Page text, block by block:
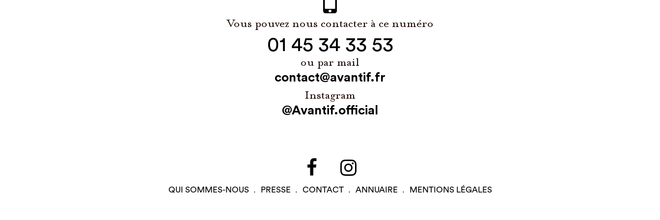
Vous pouvez nous contacter à ce numéro
01 45 34 33 53
ou par mail
contact@avantif.fr
Instagram
@Avantif.official
QUI SOMMES-NOUS PRESSE CONTACT ANNUAIRE MENTIONS LÉGALES